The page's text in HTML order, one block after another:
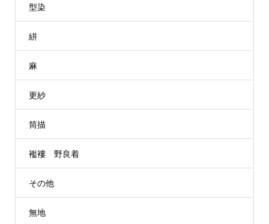
型染
絣
麻
更紗
筒描
襤褸 野良着
その他
無地